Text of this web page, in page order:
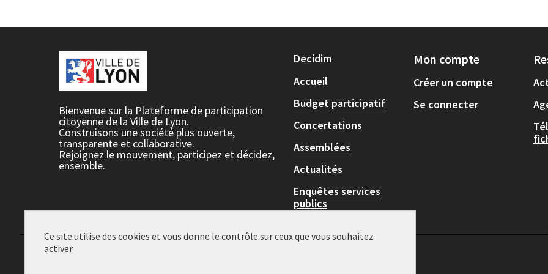
Bienvenue sur la Plateforme de participation
citoyenne de la Ville de Lyon.
Construisons une société plus ouverte,
transparente et collaborative.
Rejoignez le mouvement, participez et décidez,
ensemble.
Decidim
Accueil
Budget participatif
Concertations
Assemblées
Actualités
Enquêtes services
publics
Mon compte
Créer un compte
Se connecter
Ce site utilise des cookies et vous donne le contrôle sur ceux que vous souhaitez
activer